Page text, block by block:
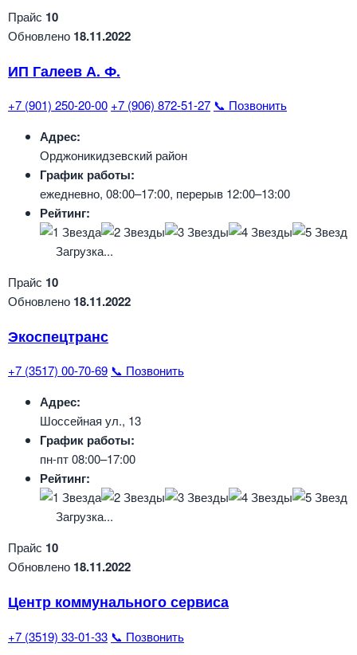
Прайс 10
Обновлено 18.11.2022
ИП Галеев А. Ф.
+7 (901) 250-20-00 +7 (906) 872-51-27 📞 Позвонить
Адрес:
Орджоникидзевский район
График работы:
ежедневно, 08:00–17:00, перерыв 12:00–13:00
Рейтинг:
Загрузка...
Прайс 10
Обновлено 18.11.2022
Экоспецтранс
+7 (3517) 00-70-69 📞 Позвонить
Адрес:
Шоссейная ул., 13
График работы:
пн-пт 08:00–17:00
Рейтинг:
Загрузка...
Прайс 10
Обновлено 18.11.2022
Центр коммунального сервиса
+7 (3519) 33-01-33 📞 Позвонить